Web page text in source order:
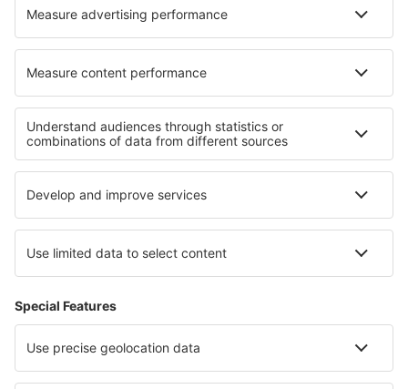
Hotely in Condofuri Marina Hotely in Villa Victoria
Hotely in Storkow Hotely in Širvintos
Nejlepší hotely - regiony
Hotely na Islandu Hotely na Trinidadu
Hotely na Šumavě Hotely in Lake Titicaca
Hotely v údolí Loiry Hotely v Národním parku Banff